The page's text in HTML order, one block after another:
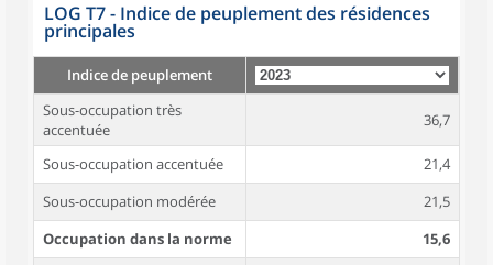
LOG T7 - Indice de peuplement des résidences
principales
Indice de peuplement
Sous-occupation très
accentuée
36,7
Sous-occupation accentuée
21,4
Sous-occupation modérée
21,5
Occupation dans la norme
15,6